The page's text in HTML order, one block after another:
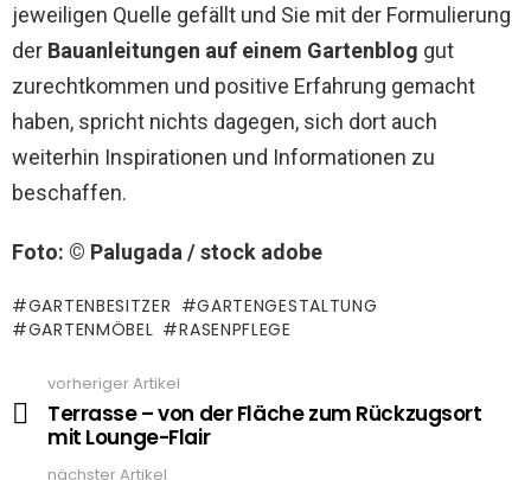
jeweiligen Quelle gefällt und Sie mit der Formulierung
der Bauanleitungen auf einem Gartenblog gut
zurechtkommen und positive Erfahrung gemacht
haben, spricht nichts dagegen, sich dort auch
weiterhin Inspirationen und Informationen zu
beschaffen.
Foto: © Palugada / stock adobe
GARTENBESITZER
GARTENGESTALTUNG
GARTENMÖBEL
RASENPFLEGE
more
vorheriger Artikel
Terrasse – von der Fläche zum Rückzugsort
mit Lounge-Flair
nächster Artikel